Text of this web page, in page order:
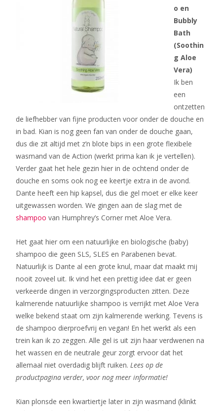
o en
Bubbly
Bath
(Soothin
g Aloe
Vera)
Ik ben
een
ontzetten
de liefhebber van fijne producten voor onder de douche en
in bad. Kian is nog geen fan van onder de douche gaan,
dus die zit altijd met z’n blote bips in een grote flexibele
wasmand van de Action (werkt prima kan ik je vertellen).
Verder gaat het hele gezin hier in de ochtend onder de
douche en soms ook nog ee keertje extra in de avond.
Dante heeft een hip kapsel, dus die gel moet er elke keer
uitgewassen worden. We gingen aan de slag met de
shampoo van Humphrey’s Corner met Aloe Vera.
Het gaat hier om een natuurlijke en biologische (baby)
shampoo die geen SLS, SLES en Parabenen bevat.
Natuurlijk is Dante al een grote knul, maar dat maakt mij
nooit zoveel uit. Ik vind het een prettig idee dat er geen
verkeerde dingen in verzorgingsproducten zitten. Deze
kalmerende natuurlijke shampoo is verrijkt met Aloe Vera
welke bekend staat om zijn kalmerende werking. Tevens is
de shampoo dierproefvrij en vegan! En het werkt als een
trein kan ik zo zeggen. Alle gel is uit zijn haar verdwenen na
het wassen en de neutrale geur zorgt ervoor dat het
allemaal niet overdadig blijft ruiken. Lees op de
productpagina verder, voor nog meer informatie!
Kian plonsde een kwartiertje later in zijn wasmand (klinkt